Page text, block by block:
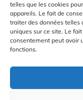
telles que les cookies
appareils. Le fait de
traiter des données telles
uniques sur ce site. Le
consentement peut avoir
fonctions.